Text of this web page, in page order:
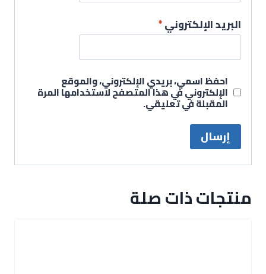
البريد الإلكتروني*
احفظ اسمي، بريدي الإلكتروني، والموقع
الإلكتروني في هذا المتصفح لاستخدامها المرة
المقبلة في تعليقي.
منتجات ذات صلة